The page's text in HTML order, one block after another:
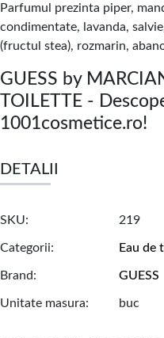
Parfumul prezinta piper,
condimentate, lavanda,
(fructul stea), rozmarin,
GUESS by
TOILETTE -
1001cosmetice.ro!
DETALII
SKU 219
Categorii Eau de
Brand GUESS
Unitate masura buc